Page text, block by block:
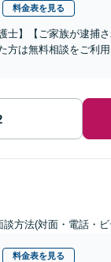
料金表を見る
士】【ご家族が逮捕
方は無料相談をご利
談方法(対面・電話・
料金表を見る